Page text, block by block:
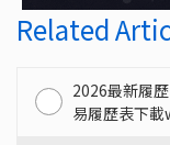
Related
2026最新履
易履歷表下